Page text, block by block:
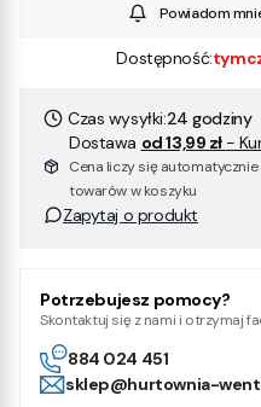
Powiadom
Dostępność:
Czas wysyłki:24 godziny
Dostawa od 13,99 zł -
Cena liczy się
towarów w koszyku
Zapytaj o produkt
Potrzebujesz pomocy?
Skontaktuj się z nami i otrzymaj
884 024 451
sklep@hurtownia-